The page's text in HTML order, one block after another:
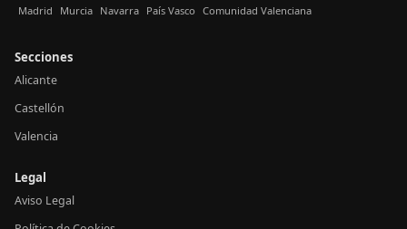
Madrid Murcia Navarra País Vasco Comunidad Valenciana
Secciones
Alicante
Castellón
Valencia
Legal
Aviso Legal